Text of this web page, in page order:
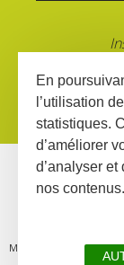
MENTIONS
En
l’utilisation
statistiques.
d’améliorer
d’analyser
nos contenus.